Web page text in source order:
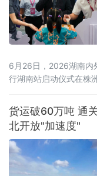
6月26日，2026湖南内
行湖南站启动仪式在株
万平方米，设置四大主
展，来自15个国家和地
喀麦隆驻华大使、驻华
局副局
货运破60万吨 通
北开放"加速度"